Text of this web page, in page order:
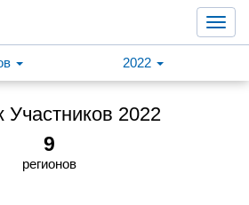
2022
Участников 2022
9
регионов